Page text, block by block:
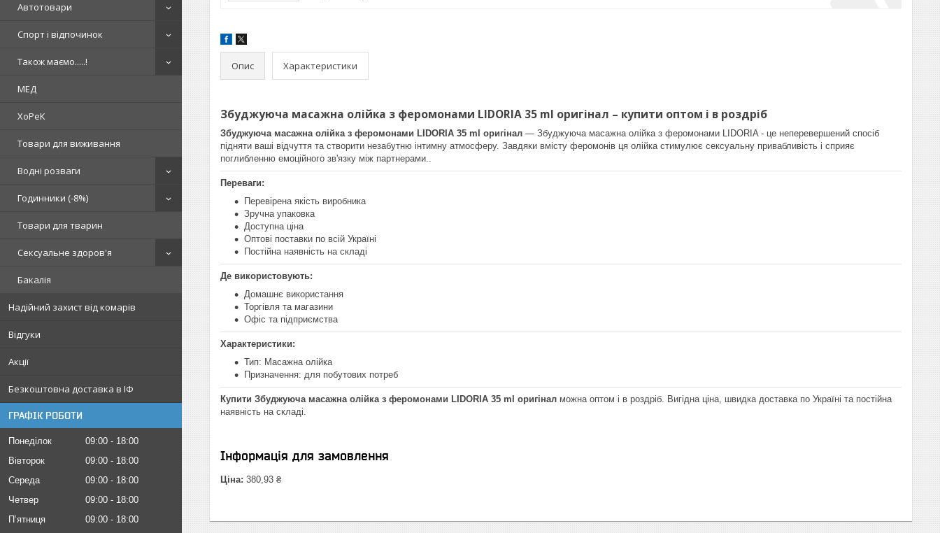
Автотовари
Спорт і відпочинок
Також маємо.....!
МЕД
ХоРеК
Товари для виживання
Водні розваги
Годинники (-8%)
Товари для тварин
Сексуальне здоров'я
Бакалія
Надійний захист від комарів
Відгуки
Акції
Безкоштовна доставка в ІФ
ГРАФІК РОБОТИ
Понеділок 09:00
18:00
Вівторок
09:00
18:00
Середа
09:00
18:00
Четвер
09:00
18:00
Пʼятниця
09:00
18:00
Опис Характеристики
Збуджуюча масажна олійка з феромонами LIDORIA 35 ml оригінал – купити оптом і в роздріб
Збуджуюча масажна олійка з феромонами LIDORIA 35 ml оригінал — Збуджуюча масажна олійка з феромонами LIDORIA - це неперевершений спосіб
підняти ваші відчуття та створити незабутню інтимну атмосферу. Завдяки вмісту феромонів ця олійка стимулює сексуальну привабливість і сприяє
поглибленню емоційного зв'язку між партнерами..
Переваги:
Перевірена якість виробника
Зручна упаковка
Доступна ціна
Оптові поставки по всій Україні
Постійна наявність на складі
Де використовують:
Домашнє використання
Торгівля та магазини
Офіс та підприємства
Характеристики:
Тип: Масажна олійка
Призначення: для побутових потреб
Купити Збуджуюча масажна олійка з феромонами LIDORIA 35 ml оригінал можна оптом і в роздріб. Вигідна ціна, швидка доставка по Україні та постійна
наявність на складі.
Інформація для замовлення
Ціна: 380,93 ₴